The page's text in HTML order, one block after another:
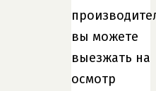
вы можете
выезжать на
осмотр